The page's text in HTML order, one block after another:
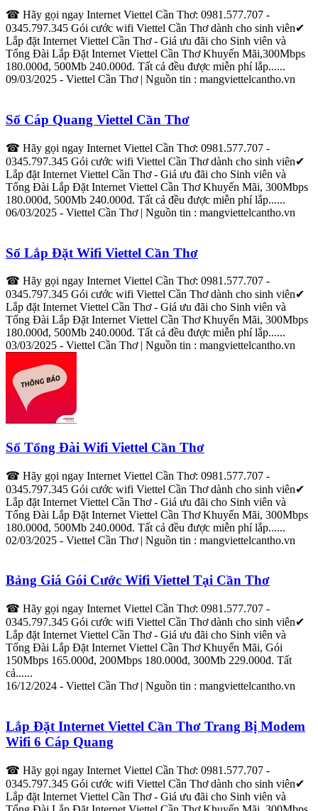
☎ Hãy gọi ngay Internet Viettel Cần Thơ: 0981.577.707 -
0345.797.345 Gói cước wifi Viettel Cần Thơdành cho sinh viên✔
Lắp đặt Internet Viettel Cần Thơ- Giá ưu đãi cho Sinh viên và
Tổng Đài Lắp ĐặtInternet Viettel Cần ThơKhuyến Mãi,300Mbps
180.000đ, 500Mb 240.000đ. Tất cả đều được miễn phílắp......
09/03/2025 - Viettel Cần Thơ| Nguồn tin : mangviettelcantho.vn
Số Cáp Quang Viettel Cần Thơ
☎ Hãy gọi ngay Internet Viettel Cần Thơ: 0981.577.707 -
0345.797.345 Gói cước wifi Viettel Cần Thơdành cho sinh viên✔
Lắp đặt Internet Viettel Cần Thơ- Giá ưu đãi cho Sinh viên và
Tổng Đài Lắp Đặt Internet Viettel Cần ThơKhuyến Mãi, 300Mbps
180.000đ, 500Mb 240.000đ. Tất cả đều được miễn phílắp......
06/03/2025 - Viettel Cần Thơ| Nguồn tin : mangviettelcantho.vn
Số Lắp Đặt Wifi Viettel Cần Thơ
☎ Hãy gọi ngay Internet Viettel Cần Thơ: 0981.577.707 -
0345.797.345 Gói cước wifi Viettel Cần Thơdành cho sinh viên✔
Lắp đặt Internet Viettel Cần Thơ- Giá ưu đãi cho Sinh viên và
Tổng Đài Lắp Đặt Internet Viettel Cần ThơKhuyến Mãi, 300Mbps
180.000đ, 500Mb 240.000đ. Tất cả đều được miễn phílắp......
03/03/2025 - Viettel Cần Thơ| Nguồn tin : mangviettelcantho.vn
Số Tổng Đài Wifi Viettel Cần Thơ
☎ Hãy gọi ngay Internet Viettel Cần Thơ: 0981.577.707 -
0345.797.345 Gói cước wifi Viettel Cần Thơdành cho sinh viên✔
Lắp đặt Internet Viettel Cần Thơ- Giá ưu đãi cho Sinh viên và
Tổng Đài Lắp Đặt Internet Viettel Cần ThơKhuyến Mãi, 300Mbps
180.000đ, 500Mb 240.000đ. Tất cả đều được miễn phílắp......
02/03/2025 - Viettel Cần Thơ| Nguồn tin : mangviettelcantho.vn
Bảng Giá Gói Cước Wifi Viettel Tại Cần Thơ
☎ Hãy gọi ngay Internet Viettel Cần Thơ: 0981.577.707 -
0345.797.345 Gói cước wifi Viettel Cần Thơdành cho sinh viên✔
Lắp đặt Internet Viettel Cần Thơ- Giá ưu đãi cho Sinh viên và
Tổng Đài Lắp Đặt Internet Viettel Cần ThơKhuyến Mãi, Gói
150Mbps 165.000đ, 200Mbps 180.000đ, 300Mb 229.000đ. Tất
cả......
16/12/2024 - Viettel Cần Thơ| Nguồn tin : mangviettelcantho.vn
Lắp Đặt Internet Viettel Cần Thơ Trang Bị Modem
Wifi 6 Cáp Quang
☎ Hãy gọi ngay Internet Viettel Cần Thơ: 0981.577.707 -
0345.797.345 Gói cước wifi Viettel Cần Thơdành cho sinh viên✔
Lắp đặt Internet Viettel Cần Thơ- Giá ưu đãi cho Sinh viên và